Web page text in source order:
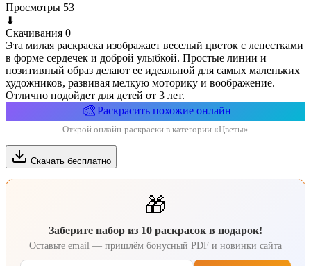
Просмотры 53
⬇
Скачивания 0
Эта милая раскраска изображает веселый цветок с лепестками
в форме сердечек и доброй улыбкой. Простые линии и
позитивный образ делают ее идеальной для самых маленьких
художников, развивая мелкую моторику и воображение.
Отлично подойдет для детей от 3 лет.
🎨Раскрасить похожие онлайн
Открой онлайн-раскраски в категории «Цветы»
Скачать бесплатно
🎁
Заберите набор из 10 раскрасок в подарок!
Оставьте email — пришлём бонусный PDF и новинки сайта